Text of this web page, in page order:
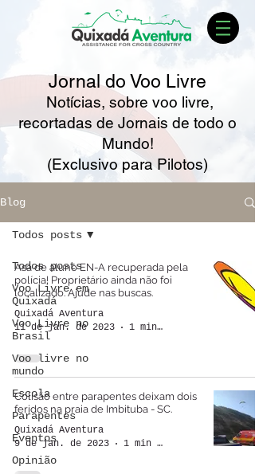
Jornal do Voo Livre
Notícias, sobre voo livre,
recortadas de Jornais de todo o
Mundo!
(Exclusivo para Pilotos)
Blog
Todos posts
Voo Livre em
Quixadá
Voo Livre no
Brasil
Voo livre no
mundo
Escola
Parapentes
Eventos
Opinião
Todos posts
Asa de aluno EN-A recuperada pela
polícia! Proprietário ainda não foi
localizado. Ajude nas buscas.
Quixadá Aventura
11 de jan. de 2023
1 min de leitura
Colisão entre parapentes deixam dois
feridos na praia de Imbituba - SC.
Quixadá Aventura
9 de jan. de 2023
1 min de leitura